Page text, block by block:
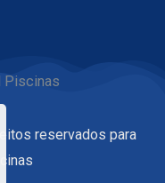
reservados para